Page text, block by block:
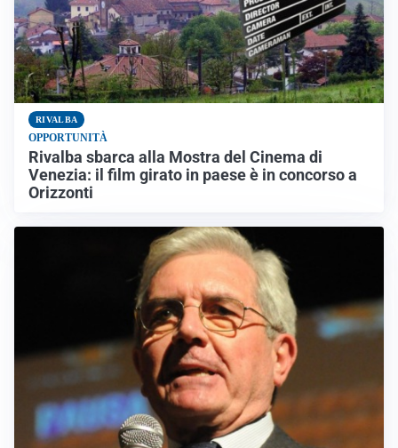
RIVALBA
OPPORTUNITÀ
Rivalba sbarca alla Mostra del Cinema di
Venezia: il film girato in paese è in concorso a
Orizzonti